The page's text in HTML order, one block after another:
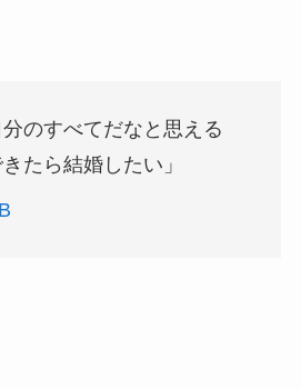
分のすべてだなと思える
たら結婚したい」